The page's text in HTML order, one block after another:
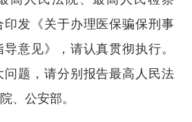
印发《关于办理医保骗保刑事
意见》，请认真贯彻执行。
问题，请分别报告最高人民法
、公安部。